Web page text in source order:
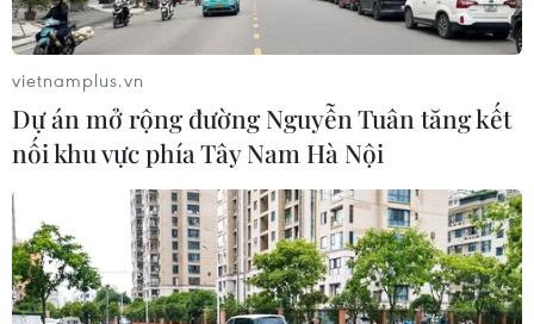
vietnamplus.vn
Dự án mở rộng đường Nguyễn Tuân tăng kết
nối khu vực phía Tây Nam Hà Nội